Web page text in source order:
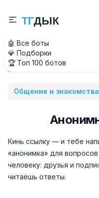
🤖 Все боты
💎 Подборки
🏆 Топ 100 ботов
ТГДЫК
Главная
Общение и знакомства
Кинь ссылку — и тебе
«анонимка» для
человеку: друзья и
читаешь ответы.